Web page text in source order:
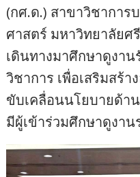
(กศ.ด.) สาขาวิชากา
ศาสตร์ มหาวิทยาลัย
เดินทางมาศึกษาดูงา
วิชาการ เพื่อเสริมสร้
ขับเคลื่อนนโยบายด้า
มีผู้เข้าร่วมศึกษาดูงา